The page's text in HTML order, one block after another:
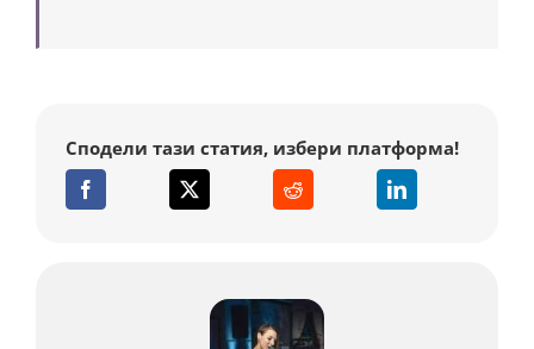
Сподели тази статия, избери платформа!